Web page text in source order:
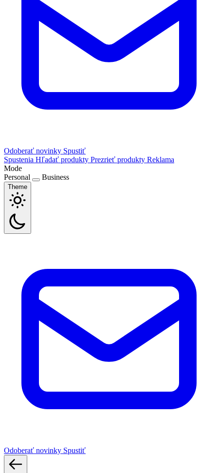
Odoberať novinky Spustiť
Spustenia Hľadať produkty Prezrieť produkty Reklama
Mode
Personal
Business
Theme
Odoberať novinky Spustiť